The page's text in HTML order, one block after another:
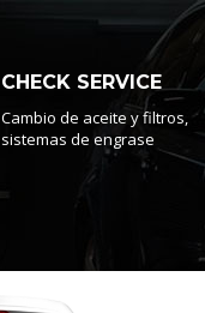
CHECK SERVICE
Cambio de aceite y filtros,
sistemas de engrase